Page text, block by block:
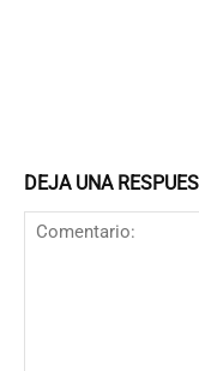
DEJA UNA